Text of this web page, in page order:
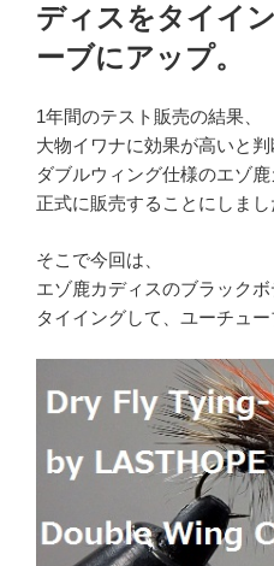
ディスをタイイ
ーブにアップ。
1年間のテスト販売の結果、
大物イワナに効果が高いと判
ダブルウィング仕様のエゾ鹿
正式に販売することにしまし
そこで今回は、
エゾ鹿カディスのブラック
タイイングして、ユーチュー